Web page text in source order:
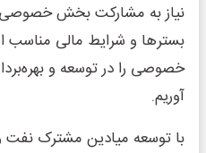
نیاز به مشارکت بخش خصوصی
بسترها و شرایط مالی
خصوصی را در توسعه و
آوریم.
با توسعه میادین مشترک نفت